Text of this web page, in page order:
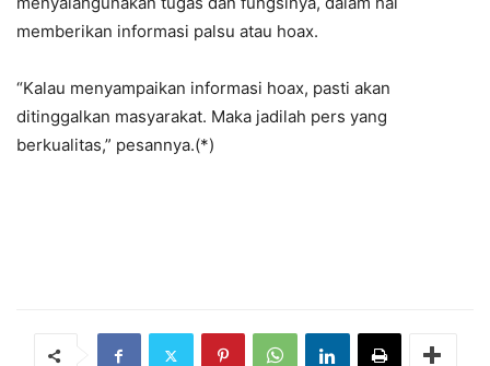
memberikan informasi palsu atau hoax.
“Kalau menyampaikan informasi hoax, pasti akan
ditinggalkan masyarakat. Maka jadilah pers yang
berkualitas,” pesannya.(*)